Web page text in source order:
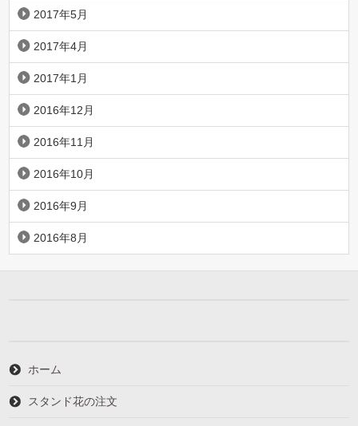
2017年5月
2017年4月
2017年1月
2016年12月
2016年11月
2016年10月
2016年9月
2016年8月
ホーム
スタンド花の注文